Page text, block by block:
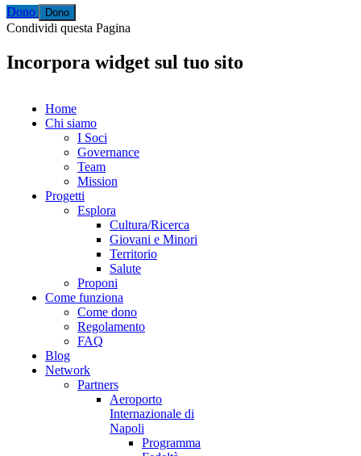
Dono
Condividi questa Pagina
Incorpora widget sul tuo sito